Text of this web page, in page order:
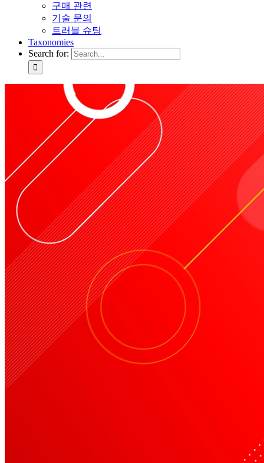
구매 관련
기술 문의
트러블 슈팅
Taxonomies
Search for: